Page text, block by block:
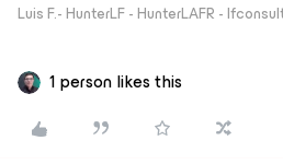
Luis F.- HunterLF - HunterLAFR -
1 person likes this